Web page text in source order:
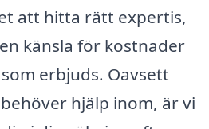
att hitta rätt expertis,
känsla för kostnader
erbjuds. Oavsett
hjälp inom, är vi